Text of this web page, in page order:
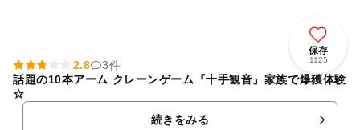
保存
1125
2.8
3件
話題の10本アーム クレーンゲーム『十手観音』家族で爆獲体験
☆
続きをみる